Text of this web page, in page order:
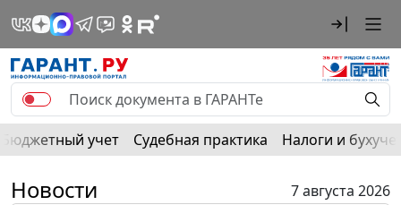
Бюджетный учет Судебная практика Налоги и
Новости
7 августа 2026